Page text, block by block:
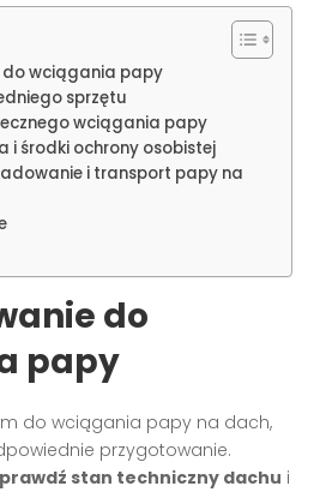
do wciągania papy
sprzętu
wciągania papy
i środki ochrony osobistej
i transport papy na
do
papy
do wciągania papy na dach,
przygotowanie.
stan techniczny dachu i